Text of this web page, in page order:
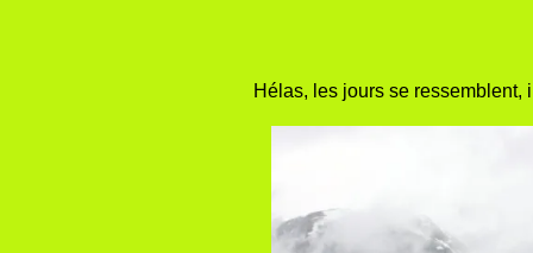
Hélas, les jours se ressemblent,